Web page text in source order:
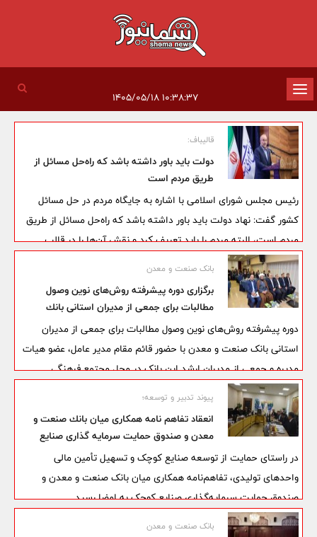
تغییر
وضعیت
ناوبری
قالیباف:
دولت باید باور داشته باشد که راه‌حل مسائل از
طریق مردم است
رئیس مجلس شورای اسلامی با اشاره به جایگاه مردم در حل مسائل
کشور گفت: نهاد دولت باید باور داشته باشد که راه‌حل مسائل از طریق
مردم است، البته مردم را باید تعریف کرد و نقش آن‌ها را در قالب
کارآفرینی اجتماعی دید.بانک صنعت و معدن
برگزاری دوره پیشرفته روش‌های نوین وصول
مطالبات برای جمعی از مدیران استانی بانك
صنعت و معدن
دوره پیشرفته روش‌های نوین وصول مطالبات برای جمعی از مدیران
استانی بانک صنعت و معدن با حضور قائم مقام مدیر عامل، عضو هیات
مدیره و جمعی از مدیران ارشد این بانک در محل مجتمع فرهنگی
آموزشی دارآباد این بانک برگزار شد.
پیوند تدبیر و توسعه؛
انعقاد تفاهم ‌نامه همكاری میان بانك صنعت و
معدن و صندوق حمایت سرمایه ‌گذاری صنایع
كوچك
در راستای حمایت از توسعه صنایع کوچک و تسهیل تأمین مالی
واحدهای تولیدی، تفاهم‌نامه همکاری میان بانک صنعت و معدن و
صندوق حمایت سرمایه‌گذاری صنایع کوچک به امضا رسید.
بانک صنعت و معدن